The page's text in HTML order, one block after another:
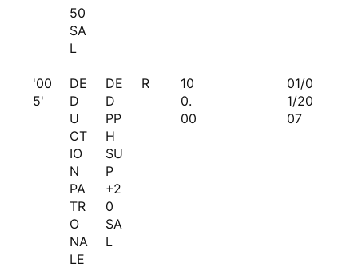
50
SA
L
'00
5'
DE
D
U
CT
IO
N
PA
TR
O
NA
LE
DE
D
PP
H
SU
P
+2
0
SA
L
R
10
0.
00
01/0
1/20
07